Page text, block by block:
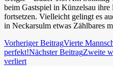
beim Gastspiel in Künzelsau
fortsetzen. Vielleicht gelingt es
in Neckarsulm etwas Zählbares
Beitragsnavigation
Vorheriger BeitragVierte
perfekt!Nächster BeitragZweite
verliert